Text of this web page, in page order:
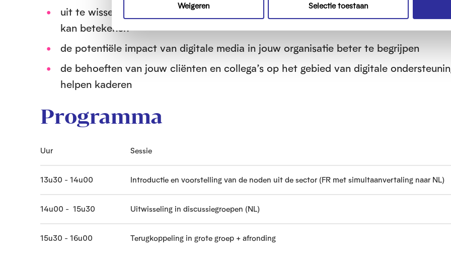
m
i
g
s
e
e
c
Weigeren Selectie toestaan
uit te wisselen met collega’s over wat mediawijsheid en digitale inclusie voor jouw
kan betekenen
de potentiële impact van digitale media in jouw organisatie beter te begrijpen
de behoeften van jouw cliënten en collega’s op het gebied van digitale
helpen kaderen
Programma
Uur Sessie
13u30 - 14u00 Introductie en voorstelling van de noden uit de sector (FR met simultaanvertaling naar NL)
14u00 - 15u30 Uitwisseling in discussiegroepen (NL)
15u30 - 16u00 Terugkoppeling in grote groep + afronding